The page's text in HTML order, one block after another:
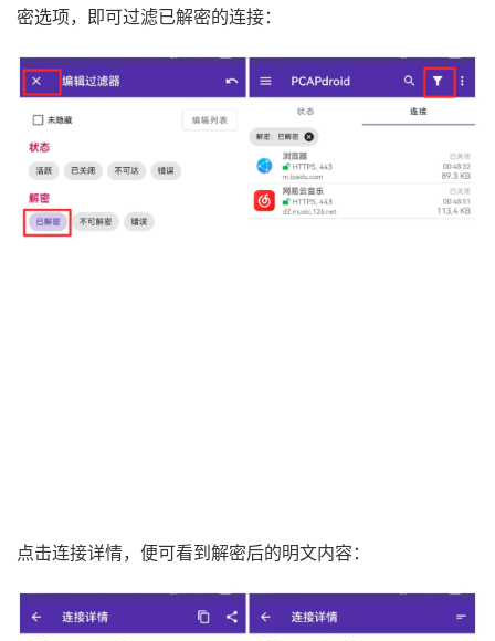
密选项，即可过滤已解密的连接：
点击连接详情，便可看到解密后的明文内容：